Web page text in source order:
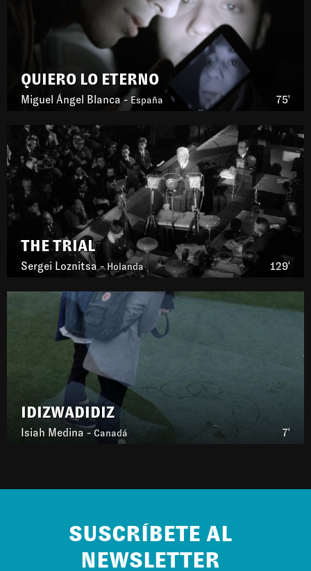
QUIERO LO ETERNO
75'
Miguel Ángel Blanca - España
THE TRIAL
129'
Sergei Loznitsa -Holanda
IDIZWADIDIZ
7'
Isiah Medina - Canadá
SUSCRÍBETE AL
NEWSLETTER